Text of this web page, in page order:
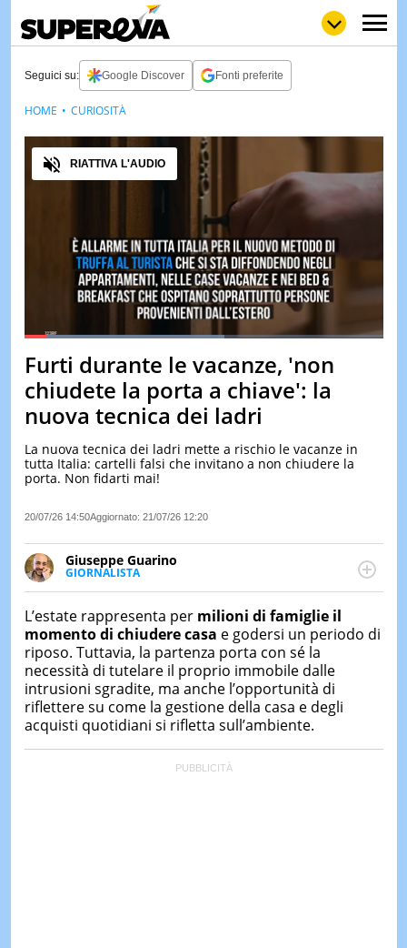
LOLGULP
LOVENEWS
VIDEO
&
TEST
DI
Seguici su: Google Discover Fonti preferite
Pause Unmute
Loaded:55.86%
Audio
RIATTIVA L'AUDIO
Furti durante le vacanze, 'non
chiudete la porta a chiave': la
nuova tecnica dei ladri
La nuova tecnica dei ladri mette a rischio le vacanze in
tutta Italia: cartelli falsi che invitano a non chiudere la
porta. Non fidarti mai!
20/07/26 14:50Aggiornato: 21/07/26 12:20
Giuseppe Guarino
GIORNALISTA
Ph(D) in Diritto Comparato e processi di
integrazione e attivo nel campo della ricerca, in
particolare sulla Storia contemporanea di America
Latina e Spagna. Collabora con numerose testate ed
è presidente dell'Associazione Culturale "La
Biblioteca del Sannio".
HOME CURIOSITÀ
L’estate rappresenta permilioni di famiglie il
momento di chiudere casa e godersi un periodo di
riposo. Tuttavia, la partenza porta con sé la
necessità di tutelare il proprio immobile dalle
intrusioni sgradite, ma anche l’opportunità di
riflettere su come la gestione della casa e degli
acquisti quotidiani si rifletta sull’ambiente.